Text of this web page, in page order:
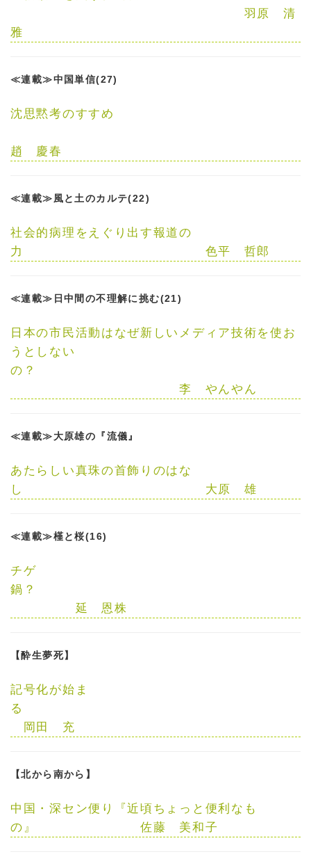
羽原 清
雅
≪連載≫中国単信(27)
沈思黙考のすすめ
趙 慶春
≪連載≫風と土のカルテ(22)
社会的病理をえぐり出す報道の
力
色平 哲郎
≪連載≫日中間の不理解に挑む(21)
日本の市民活動はなぜ新しいメディア技術を使お
うとしない
の？
李 やんやん
≪連載≫大原雄の『流儀』
あたらしい真珠の首飾りのはな
し
大原 雄
≪連載≫槿と桜(16)
チゲ
鍋？
延 恩株
【酔生夢死】
記号化が始ま
る
岡田 充
【北から南から】
中国・深セン便り
『近頃ちょっと便利なも
の』
佐藤 美和子